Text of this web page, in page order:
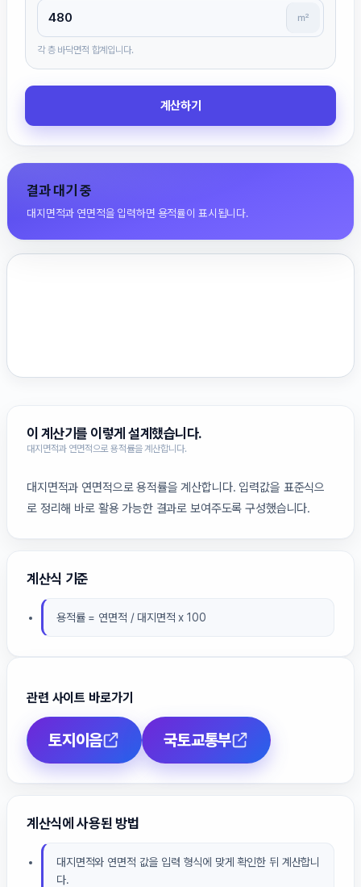
㎡
각 층 바닥면적 합계입니다.
계산하기
결과 대기 중
대지면적과 연면적을 입력하면 용적률이 표시됩니다.
이 계산기를 이렇게 설계했습니다.
대지면적과 연면적으로 용적률을 계산합니다.
대지면적과 연면적으로 용적률을 계산합니다. 입력값을 표준식으
로 정리해 바로 활용 가능한 결과로 보여주도록 구성했습니다.
계산식 기준
용적률 = 연면적 / 대지면적 x 100
관련 사이트 바로가기
토지이음 국토교통부
계산식에 사용된 방법
대지면적와 연면적 값을 입력 형식에 맞게 확인한 뒤 계산합니
다.